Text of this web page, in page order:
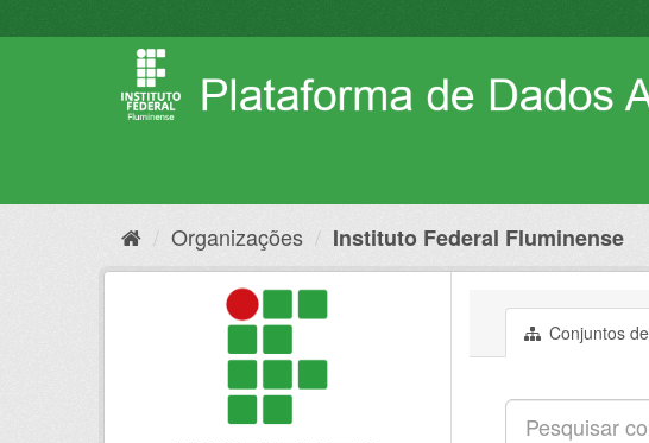
para
Organizações Instituto Federal Fluminense
Conjuntos